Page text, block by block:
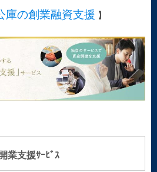
庫の創業融資支援 】
業支援ｻｰﾋﾞｽ